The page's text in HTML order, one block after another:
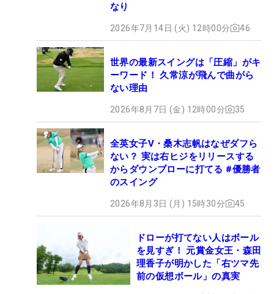
なり
2026年7月14日 (火) 12時00分 46
世界の最新スイングは「圧縮」がキ
ーワード！ 久常涼が飛んで曲がら
ない理由
2026年8月7日 (金) 12時00分 35
全英女子V・桑木志帆はなぜダフら
ない？ 実は右ヒジをリリースする
からダウンブローに打てる #優勝者
のスイング
2026年8月3日 (月) 15時30分 45
ドローが打てない人はボール
を見すぎ！ 元賞金女王・森田
理香子が明かした「右ツマ先
前の仮想ボール」の真実